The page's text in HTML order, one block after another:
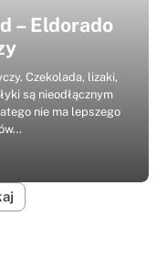
– Eldorado
Czekolada, lizaki,
są nieodłącznym
nie ma lepszego